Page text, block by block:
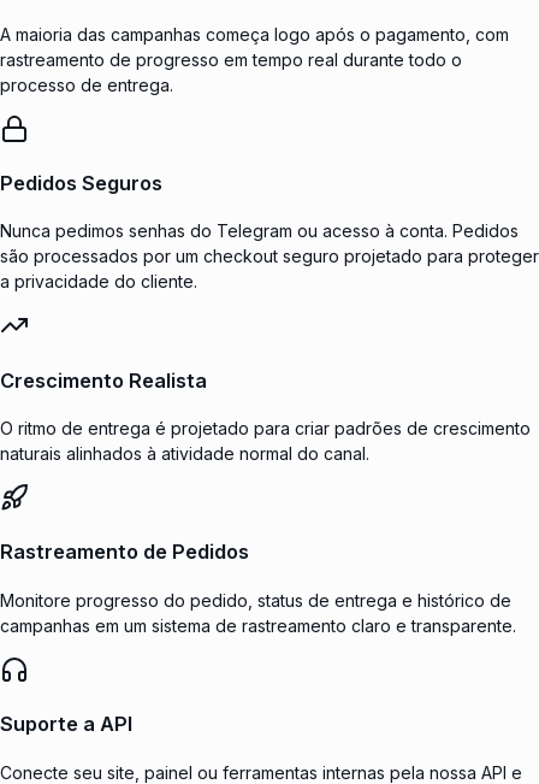
A maioria das campanhas começa logo após o pagamento, com
rastreamento de progresso em tempo real durante todo o
processo de entrega.
Pedidos Seguros
Nunca pedimos senhas do Telegram ou acesso à conta. Pedidos
são processados por um checkout seguro projetado para proteger
a privacidade do cliente.
Crescimento Realista
O ritmo de entrega é projetado para criar padrões de crescimento
naturais alinhados à atividade normal do canal.
Rastreamento de Pedidos
Monitore progresso do pedido, status de entrega e histórico de
campanhas em um sistema de rastreamento claro e transparente.
Suporte a API
Conecte seu site, painel ou ferramentas internas pela nossa API e